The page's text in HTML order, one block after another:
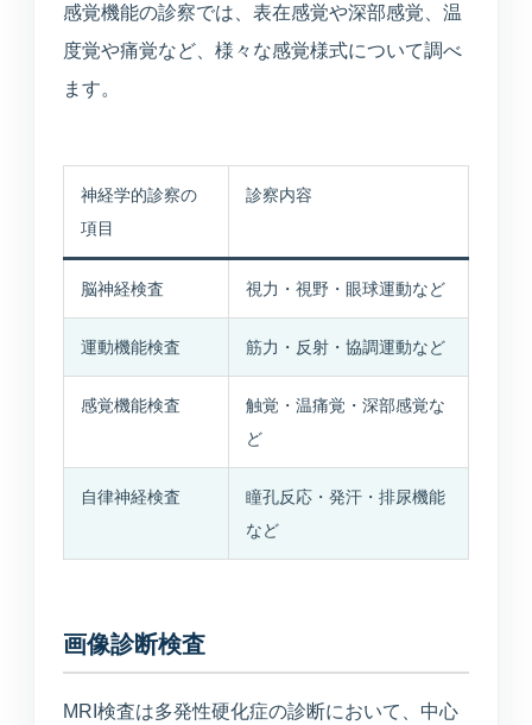
感覚機能の診察では、表在感覚や深部感覚、温
度覚や痛覚など、様々な感覚様式について調べ
ます。
神経学的診察の
項目
診察内容
脳神経検査 視力・視野・眼球運動など
運動機能検査 筋力・反射・協調運動など
感覚機能検査
触覚・温痛覚・深部感覚な
ど
自律神経検査
瞳孔反応・発汗・排尿機能
など
画像診断検査
MRI検査は多発性硬化症の診断において、中心